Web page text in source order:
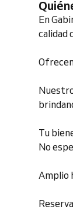
En
calidad
Tu
No
Amplio